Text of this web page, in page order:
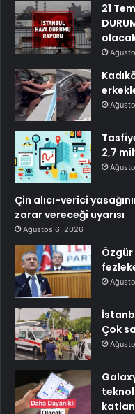
21
2,7
Çin alıcı-verici
zarar vereceği uyarısı
Ağustos 6, 2026
Özgür
Çok